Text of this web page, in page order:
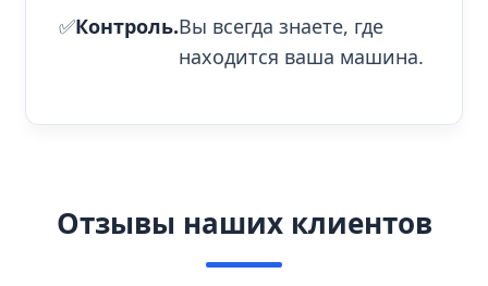
✅Контроль.Вы всегда знаете, где
находится ваша машина.
Отзывы наших клиентов